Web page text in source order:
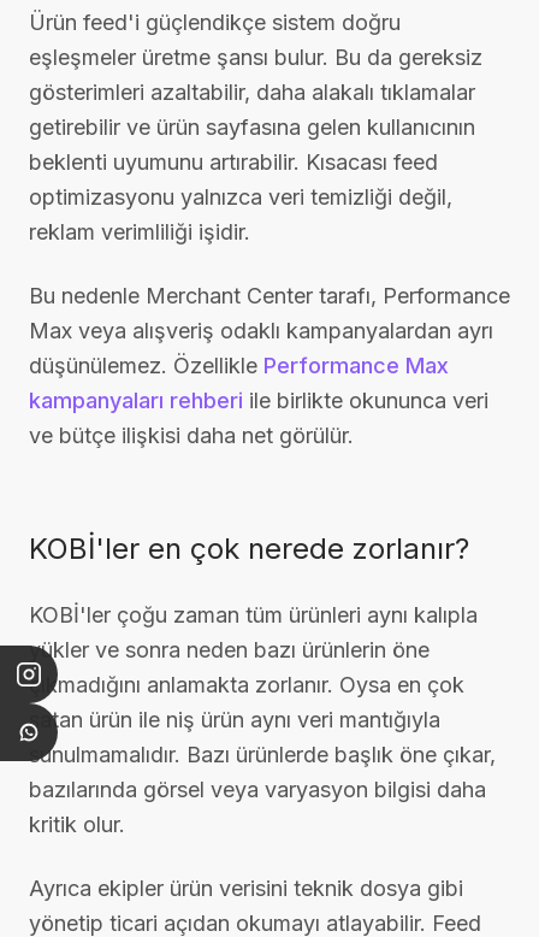
Ürün feed'i güçlendikçe sistem doğru
eşleşmeler üretme şansı bulur. Bu da gereksiz
gösterimleri azaltabilir, daha alakalı tıklamalar
getirebilir ve ürün sayfasına gelen kullanıcının
beklenti uyumunu artırabilir. Kısacası feed
optimizasyonu yalnızca veri temizliği değil,
reklam verimliliği işidir.
Bu nedenle Merchant Center tarafı, Performance
Max veya alışveriş odaklı kampanyalardan ayrı
düşünülemez. Özellikle Performance Max
kampanyaları rehberi ile birlikte okununca veri
ve bütçe ilişkisi daha net görülür.
KOBİ'ler en çok nerede zorlanır?
KOBİ'ler çoğu zaman tüm ürünleri aynı kalıpla
yükler ve sonra neden bazı ürünlerin öne
çıkmadığını anlamakta zorlanır. Oysa en çok
satan ürün ile niş ürün aynı veri mantığıyla
sunulmamalıdır. Bazı ürünlerde başlık öne çıkar,
bazılarında görsel veya varyasyon bilgisi daha
kritik olur.
Ayrıca ekipler ürün verisini teknik dosya gibi
yönetip ticari açıdan okumayı atlayabilir. Feed